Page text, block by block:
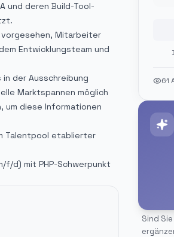
und deren Build-Tool-
Mitarbeiter
Entwicklungsteam und
der Ausschreibung
Marktspannen möglich
um diese Informationen
Talentpool etablierter
f/d) mit PHP-Schwerpunkt
61
Sind Sie